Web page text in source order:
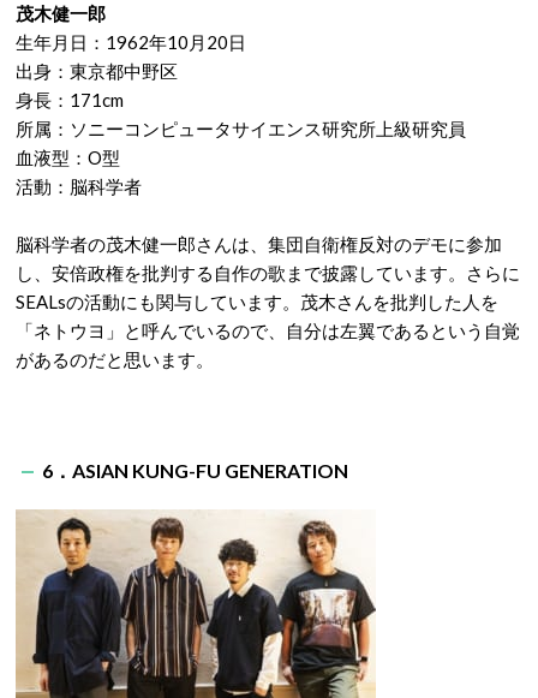
茂木健一郎
生年月日：1962年10月20日
出身：東京都中野区
身長：171cm
所属：ソニーコンピュータサイエンス研究所上級研究員
血液型：O型
活動：脳科学者
脳科学者の茂木健一郎さんは、集団自衛権反対のデモに参加
し、安倍政権を批判する自作の歌まで披露しています。さらに
SEALsの活動にも関与しています。茂木さんを批判した人を
「ネトウヨ」と呼んでいるので、自分は左翼であるという自覚
があるのだと思います。
6．ASIAN KUNG-FU GENERATION